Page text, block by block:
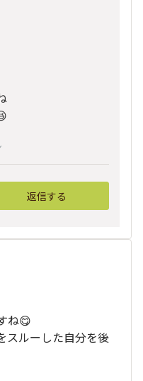
返信する
ね😋
スルーした自分を後